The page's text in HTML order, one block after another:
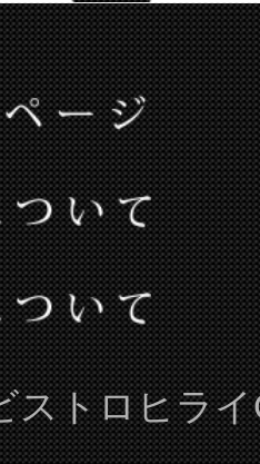
弦
市
やじ
トロ・ヒライ
ガーデン